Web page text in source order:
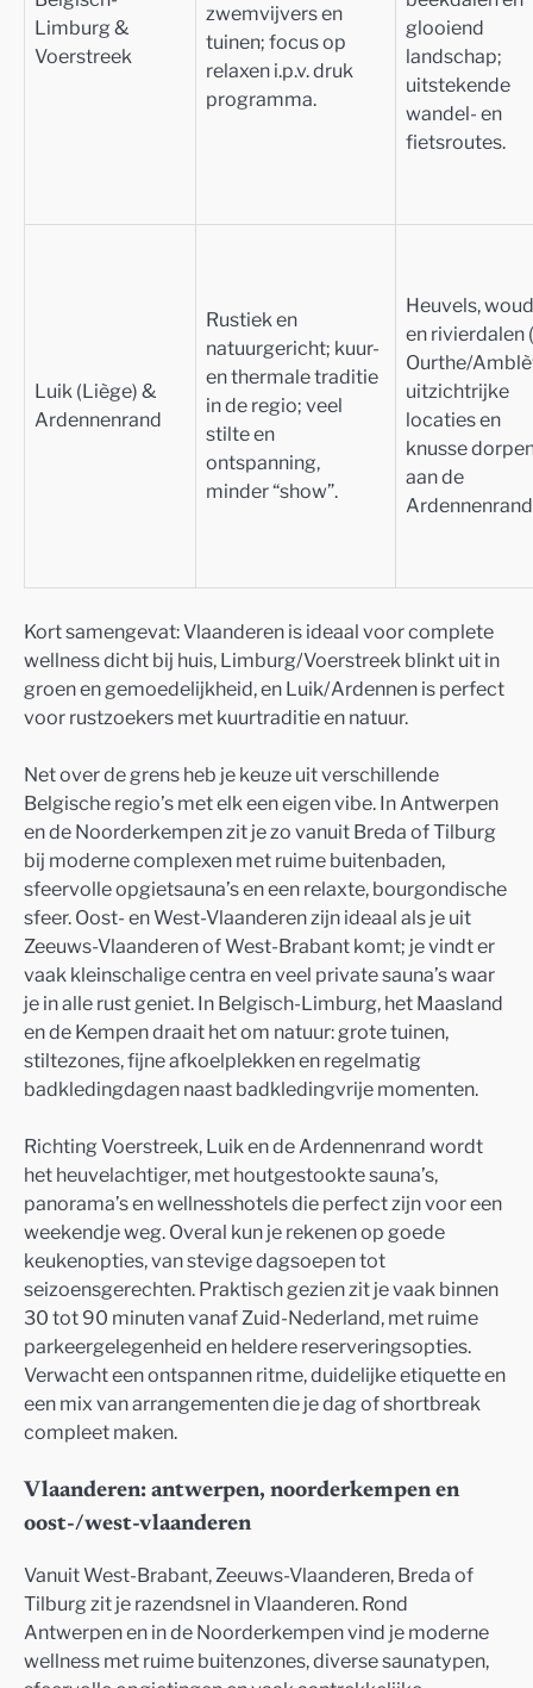
Limburg &
Voerstreek
zwemvijvers en
tuinen; focus op
relaxen i.p.v. druk
programma.
glooiend
landschap;
uitstekende
wandel- en
fietsroutes.
Luik (Liège) &
Ardennenrand
Rustiek en
natuurgericht; kuur-
en thermale traditie
in de regio; veel
stilte en
ontspanning,
minder “show”.
Heuvels,
en rivierdalen
Ourthe/
uitzichtrijke
locaties en
knusse
aan de
Kort samengevat: Vlaanderen is ideaal voor complete
wellness dicht bij huis, Limburg/Voerstreek blinkt uit in
groen en gemoedelijkheid, en Luik/Ardennen is perfect
voor rustzoekers met kuurtraditie en natuur.
Net over de grens heb je keuze uit verschillende
Belgische regio’s met elk een eigen vibe. In Antwerpen
en de Noorderkempen zit je zo vanuit Breda of Tilburg
bij moderne complexen met ruime buitenbaden,
sfeervolle opgietsauna’s en een relaxte, bourgondische
sfeer. Oost- en West-Vlaanderen zijn ideaal als je uit
Zeeuws-Vlaanderen of West-Brabant komt; je vindt er
vaak kleinschalige centra en veel private sauna’s waar
je in alle rust geniet. In Belgisch-Limburg, het Maasland
en de Kempen draait het om natuur: grote tuinen,
stiltezones, fijne afkoelplekken en regelmatig
badkledingdagen naast badkledingvrije momenten.
Richting Voerstreek, Luik en de Ardennenrand wordt
het heuvelachtiger, met houtgestookte sauna’s,
panorama’s en wellnesshotels die perfect zijn voor een
weekendje weg. Overal kun je rekenen op goede
keukenopties, van stevige dagsoepen tot
seizoensgerechten. Praktisch gezien zit je vaak binnen
30 tot 90 minuten vanaf Zuid-Nederland, met ruime
parkeergelegenheid en heldere reserveringsopties.
Verwacht een ontspannen ritme, duidelijke etiquette en
een mix van arrangementen die je dag of shortbreak
compleet maken.
Vlaanderen: antwerpen, noorderkempen en
oost-/west-vlaanderen
Vanuit West-Brabant, Zeeuws-Vlaanderen, Breda of
Tilburg zit je razendsnel in Vlaanderen. Rond
Antwerpen en in de Noorderkempen vind je moderne
wellness met ruime buitenzones, diverse saunatypen,